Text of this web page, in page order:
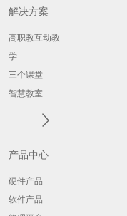
解决方案
高职教互动教
学
三个课堂
智慧教室
产品中心
硬件产品
软件产品